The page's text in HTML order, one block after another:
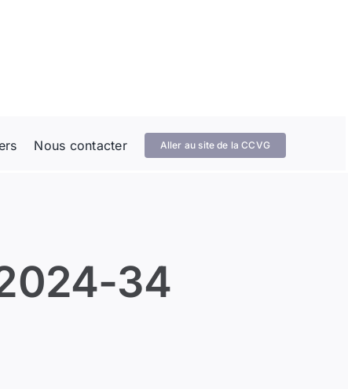
Nous contacter Aller au site de la CCVG
2024-34